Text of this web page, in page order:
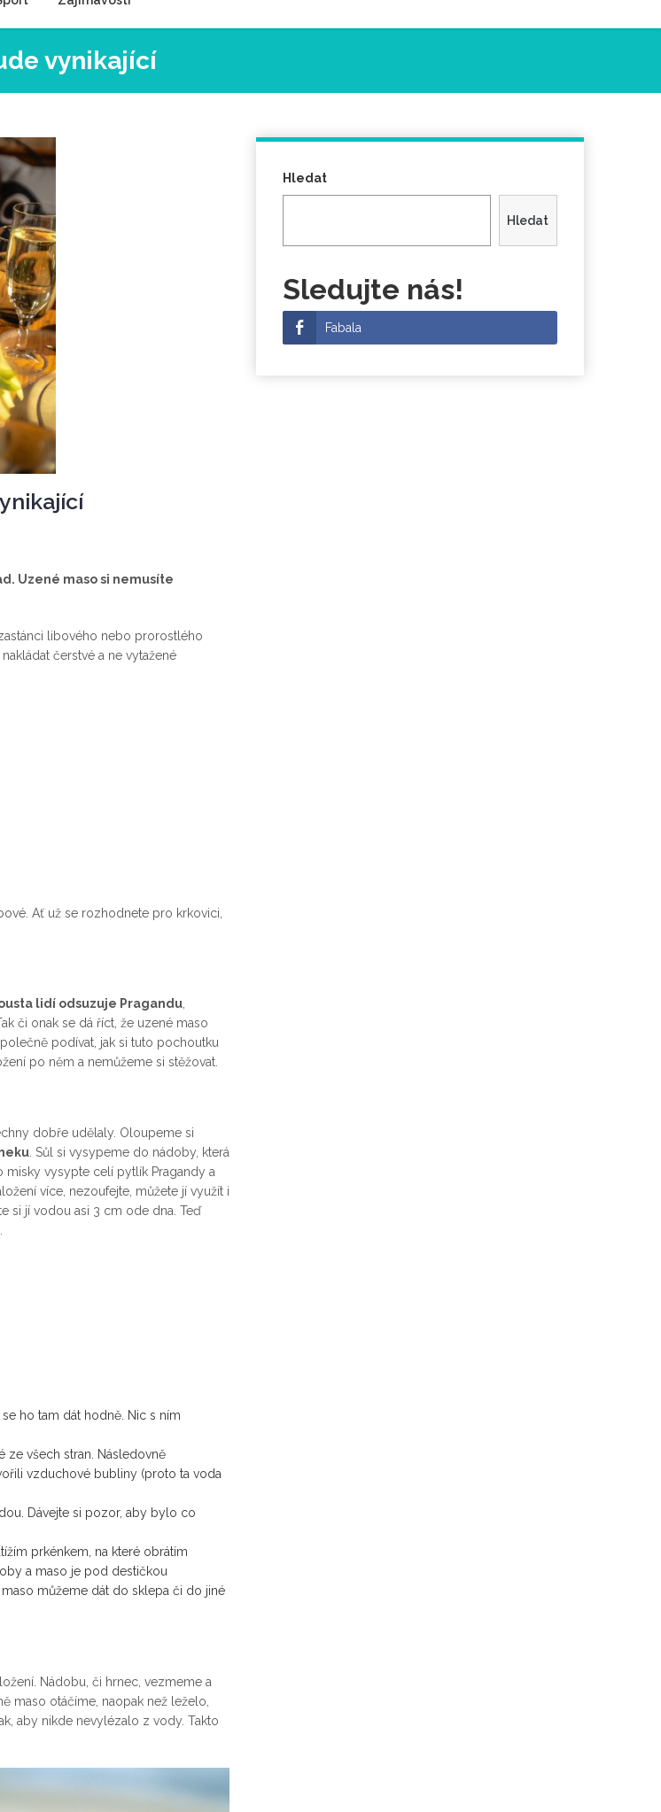
vynikající
Uzené maso si nemusíte
libového nebo prorostlého
čerstvé a ne vytažené
Ať už se rozhodnete pro krkovici,
lidí odsuzuje Pragandu
či onak se dá říct, že uzené maso
podívat, jak si tuto pochoutku
po něm a nemůžeme si stěžovat.
dobře udělaly. Oloupeme si
. Sůl si vysypeme do nádoby, která
misky vysypte celí pytlík Pragandy a
více, nezoufejte, můžete jí využít i
si jí vodou asi 3 cm ode dna. Teď
ho tam dát hodně. Nic s ním
ze všech stran. Následovně
vzduchové bubliny (proto ta voda
Dávejte si pozor, aby bylo co
prkénkem, na které obrátím
a maso je pod destičkou
můžeme dát do sklepa či do jiné
Nádobu, či hrnec, vezmeme a
maso otáčíme, naopak než leželo,
aby nikde nevylézalo z vody. Takto
Hledat
Hledat
Sledujte nás!
Fabala